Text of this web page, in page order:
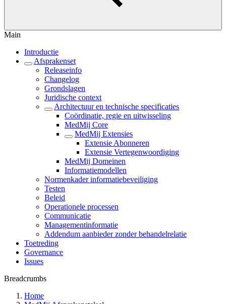
Main
Introductie
Afsprakenset
Releaseinfo
Changelog
Grondslagen
Juridische context
Architectuur en technische specificaties
Coördinatie, regie en uitwisseling
MedMij Core
MedMij Extensies
Extensie Abonneren
Extensie Vertegenwoordiging
MedMij Domeinen
Informatiemodellen
Normenkader informatiebeveiliging
Testen
Beleid
Operationele processen
Communicatie
Managementinformatie
Addendum aanbieder zonder behandelrelatie
Toetreding
Governance
Issues
Breadcrumbs
Home